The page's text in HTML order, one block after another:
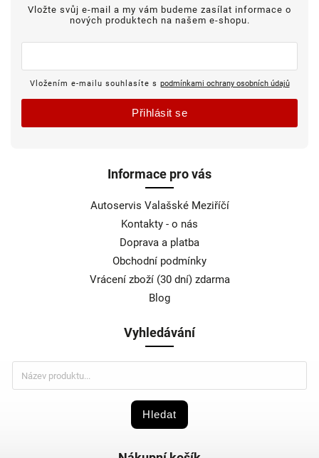
Informace pro vás
Autoservis Valašské Meziříčí
Kontakty - o nás
Doprava a platba
Obchodní podmínky
Vrácení zboží (30 dní) zdarma
Blog
Vyhledávání
Hledat
Vložte svůj e-mail a my vám budeme zasílat informace o
nových produktech na našem e-shopu.
Vložením e-mailu souhlasíte s podmínkami ochrany osobních údajů
Přihlásit se